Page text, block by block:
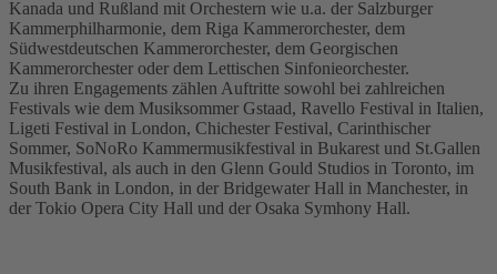
Kanada und Rußland mit Orchestern wie u.a. der Salzburger
Kammerphilharmonie, dem Riga Kammerorchester, dem
Südwestdeutschen Kammerorchester, dem Georgischen
Kammerorchester oder dem Lettischen Sinfonieorchester.
Zu ihren Engagements zählen Auftritte sowohl bei zahlreichen
Festivals wie dem Musiksommer Gstaad, Ravello Festival in Italien,
Ligeti Festival in London, Chichester Festival, Carinthischer
Sommer, SoNoRo Kammermusikfestival in Bukarest und St.Gallen
Musikfestival, als auch in den Glenn Gould Studios in Toronto, im
South Bank in London, in der Bridgewater Hall in Manchester, in
der Tokio Opera City Hall und der Osaka Symhony Hall.